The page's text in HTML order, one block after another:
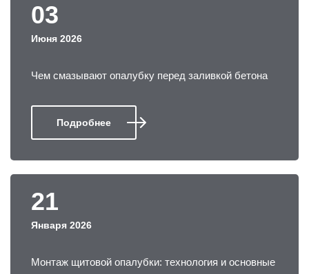
03
Июня 2026
Чем смазывают опалубку перед заливкой бетона
Подробнее
21
Января 2026
Монтаж щитовой опалубки: технология и основные